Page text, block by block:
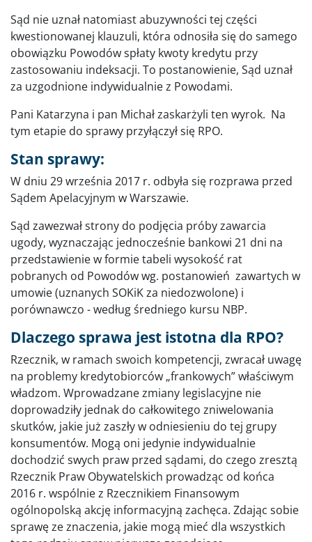
Sąd nie uznał natomiast abuzywności tej części
kwestionowanej klauzuli, która odnosiła się do samego
obowiązku Powodów spłaty kwoty kredytu przy
zastosowaniu indeksacji. To postanowienie, Sąd uznał
za uzgodnione indywidualnie z Powodami.
Pani Katarzyna i pan Michał zaskarżyli ten wyrok. Na
tym etapie do sprawy przyłączył się RPO.
Stan sprawy:
W dniu 29 września 2017 r. odbyła się rozprawa przed
Sądem Apelacyjnym w Warszawie.
Sąd zawezwał strony do podjęcia próby zawarcia
ugody, wyznaczając jednocześnie bankowi 21 dni na
przedstawienie w formie tabeli wysokość rat
pobranych od Powodów wg. postanowień zawartych w
umowie (uznanych SOKiK za niedozwolone) i
porównawczo - według średniego kursu NBP.
Dlaczego sprawa jest istotna dla RPO?
Rzecznik, w ramach swoich kompetencji, zwracał uwagę
na problemy kredytobiorców „frankowych” właściwym
władzom. Wprowadzane zmiany legislacyjne nie
doprowadziły jednak do całkowitego zniwelowania
skutków, jakie już zaszły w odniesieniu do tej grupy
konsumentów. Mogą oni jedynie indywidualnie
dochodzić swych praw przed sądami, do czego zresztą
Rzecznik Praw Obywatelskich prowadząc od końca
2016 r. wspólnie z Rzecznikiem Finansowym
ogólnopolską akcję informacyjną zachęca. Zdając sobie
sprawę ze znaczenia, jakie mogą mieć dla wszystkich